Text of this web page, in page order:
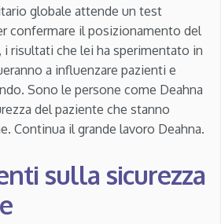
globale attende un test
confermare il posizionamento del
risultati che lei ha sperimentato in
a influenzare pazienti e
Sono le persone come Deahna
del paziente che stanno
Continua il grande lavoro Deahna.
sulla sicurezza